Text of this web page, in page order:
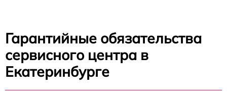
Гарантийные обязательства
сервисного центра в
Екатеринбурге